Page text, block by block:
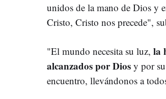
unidos de la mano de Dios y
Cristo, Cristo nos precede",
"El mundo necesita su luz, la
alcanzados por Dios y por
encuentro, llevándonos a